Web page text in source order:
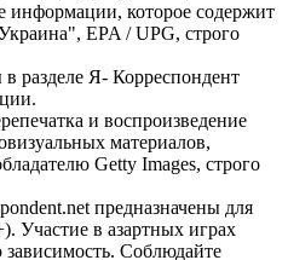
информации, которое содержит
EPA / UPG, строго
разделе Я- Корреспондент
и воспроизведение
материалов,
Getty Images, строго
предназначены для
Участие в азартных играх
Соблюдайте